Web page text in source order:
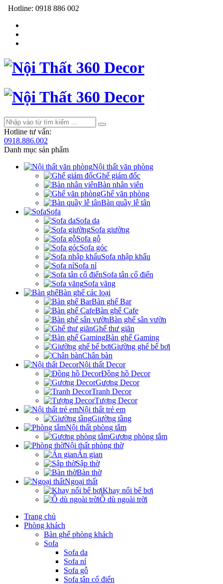
Hotline: 0918 886 002
Hotline tư vấn:
0918.886.002
Danh mục sản phẩm
Nội thất văn phòng
Ghế giám đốc
Bàn nhân viên
Ghế văn phòng
Bàn quầy lễ tân
Sofa
Sofa da
Sofa giường
Sofa gỗ
Sofa góc
Sofa nhập khẩu
Sofa nỉ
Sofa tân cổ điển
Sofa văng
Bàn ghế các loại
Bàn ghế Bar
Bàn ghế Cafe
Bàn ghế sân vườn
Ghế thư giãn
Bàn ghế Gaming
Giường ghế bể bơi
Chân bàn
Nội thất Decor
Đồng hồ Decor
Gương Decor
Tranh Decor
Tượng Decor
Nội thất trẻ em
Giường tầng
Nội thất phòng tắm
Gương phòng tắm
Nội thất phòng thờ
Án gian
Sập thờ
Bàn thờ
Ngoại thất
Khay nổi bể bơi
Ô dù ngoài trời
Trang chủ
Phòng khách
Bàn ghế phòng khách
Sofa
Sofa da
Sofa nỉ
Sofa gỗ
Sofa tân cổ điển